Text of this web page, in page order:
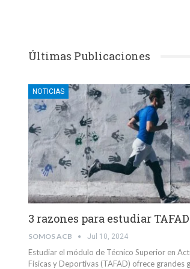
Últimas Publicaciones
NOTICIAS
3 razones para estudiar TAFAD
SOMOS ACB Jul 10, 2024
Estudiar el módulo de Técnico Superior en
Físicas y Deportivas (TAFAD) ofrece grandes